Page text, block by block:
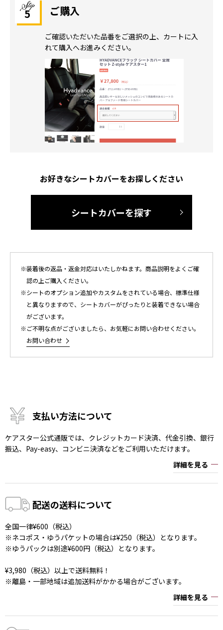
5 ご購入
ご確認いただいた品番をご選択の上、カートに入
れて購入へお進みください。
お好きなシートカバーをお探しください
シートカバーを探す
装着後の返品・返金対応はいたしかねます。商品説明をよくご確
認の上ご購入ください。
シートのオプション追加やカスタムをされている場合、標準仕様
と異なりますので、シートカバーがぴったりと装着できない場合
がございます。
ご不明な点がございましたら、お気軽にお問い合わせください。
お問い合わせ
支払い方法について
ケアスター公式通販では、クレジットカード決済、代金引換、銀行
振込、Pay-easy、コンビニ決済などをご利用いただけます。
詳細を見る
配送の送料について
全国一律¥600（税込）
※ネコポス・ゆうパケットの場合は¥250（税込）となります。
※ゆうパックは別途¥600円（税込）となります。
¥3,980（税込）以上で送料無料！
※離島・一部地域は追加送料がかかる場合がございます。
詳細を見る